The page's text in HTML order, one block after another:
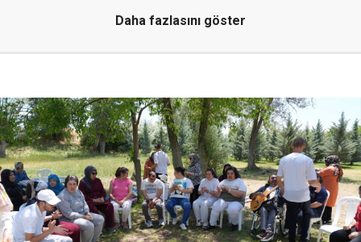
Daha fazlasını göster